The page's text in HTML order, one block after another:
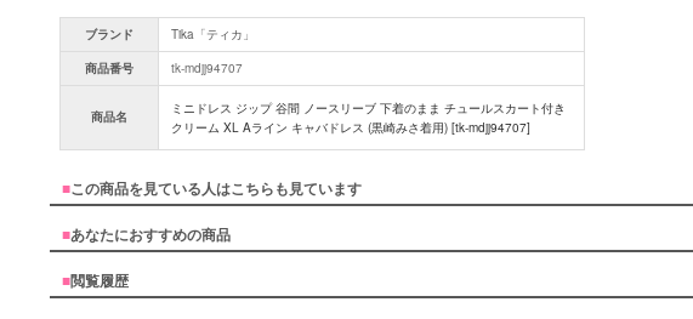
ブランド
Tika「ティカ」
商品番号
tk-mdjj94707
商品名
ミニドレス ジップ 谷間 ノースリーブ 下着のまま チュールスカート付き
クリーム XL Aライン キャバドレス (黒崎みさ着用) [tk-mdjj94707]
■この商品を見ている人はこちらも見ています
■あなたにおすすめの商品
■閲覧履歴